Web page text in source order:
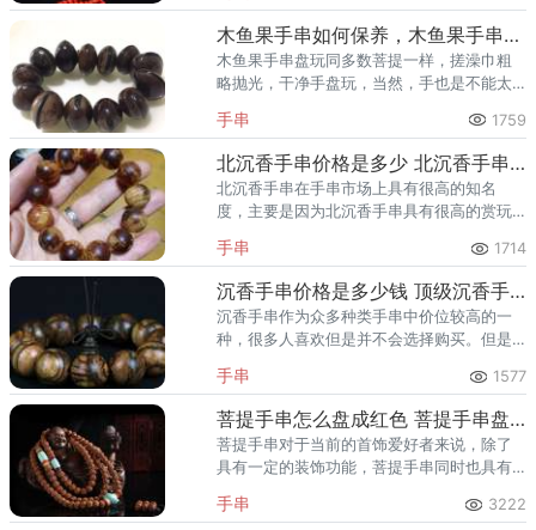
以免霉变发出异味。
木鱼果手串如何保养，木鱼果手串保养方法
木鱼果手串盘玩同多数菩提一样，搓澡巾粗
略抛光，干净手盘玩，当然，手也是不能太
手串 1759
北沉香手串价格是多少 北沉香手串怎么盘包浆
北沉香手串在手串市场上具有很高的知名
度，主要是因为北沉香手串具有很高的赏玩
北沉香手串盘玩要注意手净轻盘，以及少盘
多放。
手串 1714
沉香手串价格是多少钱 顶级沉香手串一般多少钱
沉香手串作为众多种类手串中价位较高的一
种，很多人喜欢但是并不会选择购买。但是
沉香手串的每一颗珠子进行鉴定，否则很有
可能会买到假的沉香手串。
手串 1577
菩提手串怎么盘成红色 菩提手串盘玩方法步骤是什么
菩提手串对于当前的首饰爱好者来说，除了
具有一定的装饰功能，菩提手串同时也具有
手串 3222